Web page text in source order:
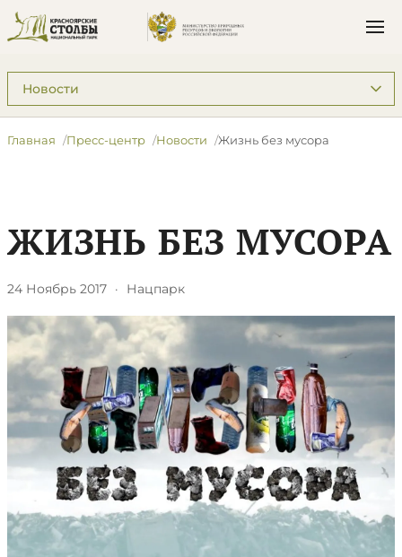
Подразделы: Пресс-центр
Главная Пресс-центр Новости Жизнь без мусора
ЖИЗНЬ БЕЗ МУСОРА
24 Ноябрь 2017 · Нацпарк